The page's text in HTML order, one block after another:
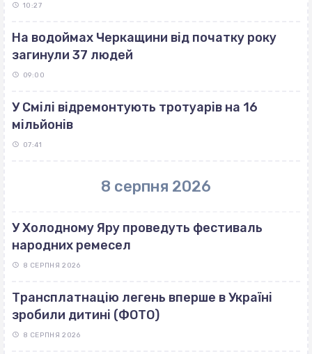
10:27
На водоймах Черкащини від початку року
загинули 37 людей
09:00
У Смілі відремонтують тротуарів на 16
мільйонів
07:41
8 серпня 2026
У Холодному Яру проведуть фестиваль
народних ремесел
8 СЕРПНЯ 2026
Трансплатнацію легень вперше в Україні
зробили дитині (ФОТО)
8 СЕРПНЯ 2026